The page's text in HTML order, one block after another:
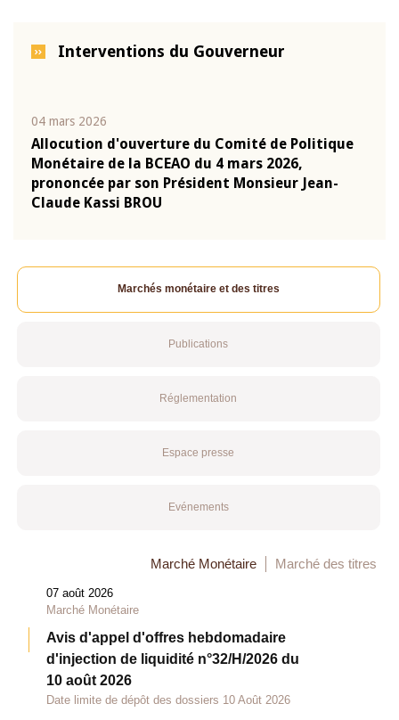
Interventions du Gouverneur
04 mars 2026
Allocution d'ouverture du Comité de Politique
Monétaire de la BCEAO du 4 mars 2026,
prononcée par son Président Monsieur Jean-
Claude Kassi BROU
Marchés monétaire et des titres
Publications
Réglementation
Espace presse
Evénements
Marché Monétaire Marché des titres
07 août 2026
Marché Monétaire
Avis d'appel d'offres hebdomadaire
d'injection de liquidité n°32/H/2026 du
10 août 2026
Date limite de dépôt des dossiers 10 Août 2026